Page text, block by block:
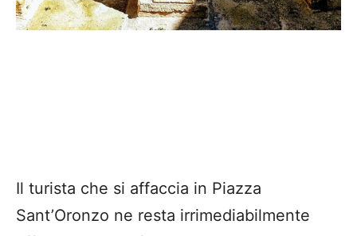
Il turista che si affaccia in Piazza
Sant’Oronzo ne resta irrimediabilmente